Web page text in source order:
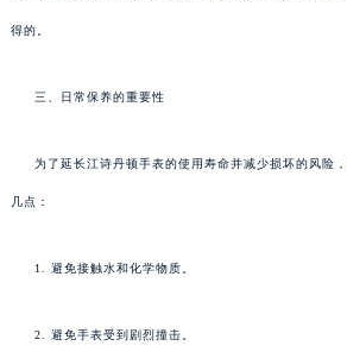
得的。
三、日常保养的重要性
为了延长江诗丹顿手表的使用寿命并减少损坏的风险
几点：
1. 避免接触水和化学物质。
2. 避免手表受到剧烈撞击。